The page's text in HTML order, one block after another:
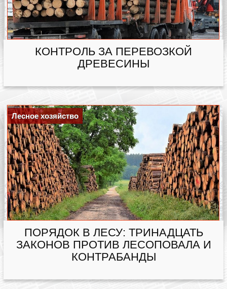
КОНТРОЛЬ ЗА ПЕРЕВОЗКОЙ
ДРЕВЕСИНЫ
Лесное хозяйство
ПОРЯДОК В ЛЕСУ: ТРИНАДЦАТЬ
ЗАКОНОВ ПРОТИВ ЛЕСОПОВАЛА И
КОНТРАБАНДЫ